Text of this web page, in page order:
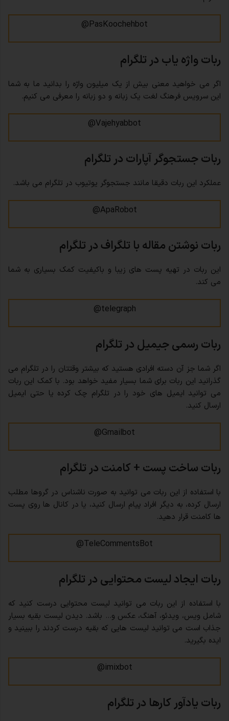
PasKoochehbot@
ربات واژه یاب در تلگرام
اگر می خواهید معنی بیش از یک میلیون واژه را بدانید ما به شما
این سرویس فرهنگ لغت یک زبانه و دو زبانه را معرفی می کنیم.
Vajehyabbot@
ربات جستجوگر آپارات در تلگرام
عملکرد این ربات دقیقا مانند جستجوگر یوتیوب در تلگرام می باشد.
ApaRobot@
ربات نوشتن مقاله با تلگراف در تلگرام
این ربات در تهیه پست های زیبا و باکیفیت کمک بسیاری به شما
می کند.
telegraph@
ربات رسمی جیمیل در تلگرام
اگر شما جز آن دسته افرادی هستید که بیشتر وقتتان را در تلگرام می
گذرانید این ربات برای شما بسیار مفید خواهد بود. با کمک این ربات
می توانید ایمیل های خود را در تلگرام چک کرده یا حتی ایمیل
ارسال کنید.
Gmailbot@
ربات ساخت پست + کامنت در تلگرام
با استفاده از این ربات می توانید به صورت ناشناس در گروها مطلب
ارسال کرده، به دیگر افراد پیام ارسال کنید، یا در کانال ها روی پست
ها کامنت قرار دهید.
TeleCommentsBot@
ربات ایجاد لیست محتوایی در تلگرام
با استفاده از این ربات می توانید لیست محتوایی درست کنید که
شامل ویس، ویدئو، آهنگ، عکس و… باشد. دیدن لیست بقیه بسیار
جذاب است می توانید لیست هایی که بقیه درست کردند را ببینید و
ایده بگیرید.
imixbot@
ربات یادآور کارها در تلگرام